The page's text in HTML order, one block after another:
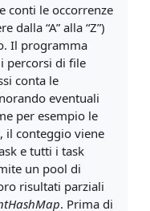
conti le occorrenze
dalla “A” alla “Z”)
Il programma
percorsi di file
conta le
eventuali
per esempio le
il conteggio viene
e tutti i task
un pool di
risultati parziali
. Prima di